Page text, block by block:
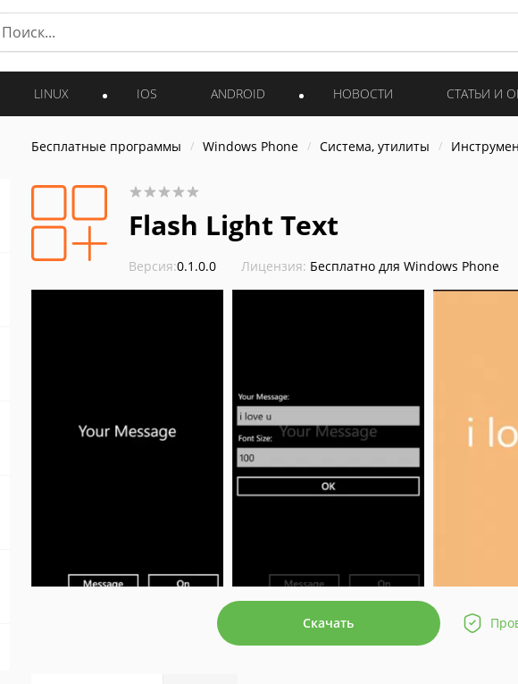
LINUX IOS ANDROID НОВОСТИ СТАТЬИ И
Бесплатные программы Windows Phone Система, утилиты
Flash Light Text
Версия:0.1.0.0 Лицензия: Бесплатно для Windows Phone
Скачать